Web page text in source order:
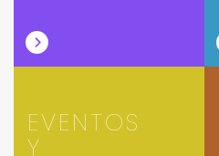
EVENTOS
Y